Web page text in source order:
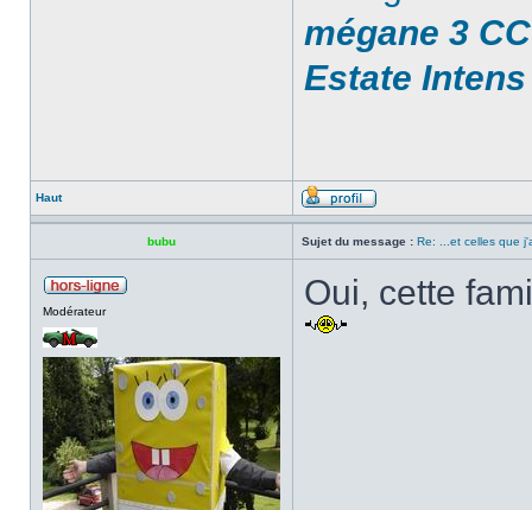
mégane 3
Estate
Haut
bubu Sujet du message : Re: ...et celles que
Modérateur Oui, cette